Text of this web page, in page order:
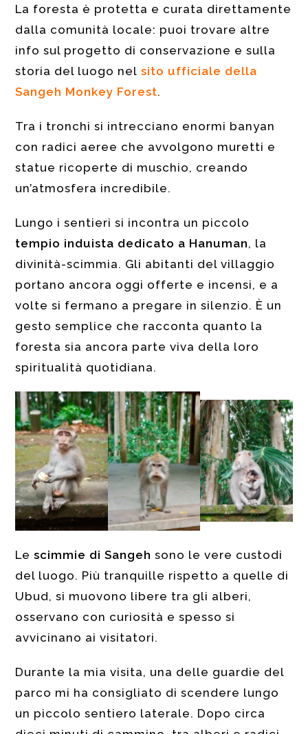
La foresta è protetta e curata direttamente
dalla comunità locale: puoi trovare altre
info sul progetto di conservazione e sulla
storia del luogo nelsito ufficiale della
Sangeh Monkey Forest.
Tra i tronchi si intrecciano enormi banyan
con radici aeree che avvolgono muretti e
statue ricoperte di muschio, creando
un’atmosfera incredibile.
Lungo i sentieri si incontra un piccolo
tempio induista dedicato a Hanuman, la
divinità-scimmia. Gli abitanti del villaggio
portano ancora oggi offerte e incensi, e a
volte si fermano a pregare in silenzio. È un
gesto semplice che racconta quanto la
foresta sia ancora parte viva della loro
spiritualità quotidiana.
Lescimmie di Sangeh sono le vere custodi
del luogo. Più tranquille rispetto a quelle di
Ubud, si muovono libere tra gli alberi,
osservano con curiosità e spesso si
avvicinano ai visitatori.
Durante la mia visita, una delle guardie del
parco mi ha consigliato di scendere lungo
un piccolo sentiero laterale. Dopo circa